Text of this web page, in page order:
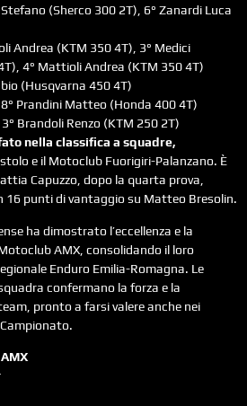
(Sherco 300 2T), 6° Zanardi Luca
Andrea (KTM 350 4T), 3° Medici
4° Mattioli Andrea (KTM 350 4T)
(Husqvarna 450 4T)
8° Prandini Matteo (Honda 400 4T)
3° Brandoli Renzo (KTM 250 2T)
nella classifica a squadre,
e il Motoclub Fuorigiri-Palanzano. È
Capuzzo, dopo la quarta prova,
16 punti di vantaggio su Matteo Bresolin.
ha dimostrato l’eccellenza e la
AMX, consolidando il loro
Enduro Emilia-Romagna. Le
confermano la forza e la
pronto a farsi valere anche nei